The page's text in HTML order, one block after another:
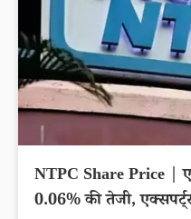
NTPC Share Price |
0.06% की तेजी,